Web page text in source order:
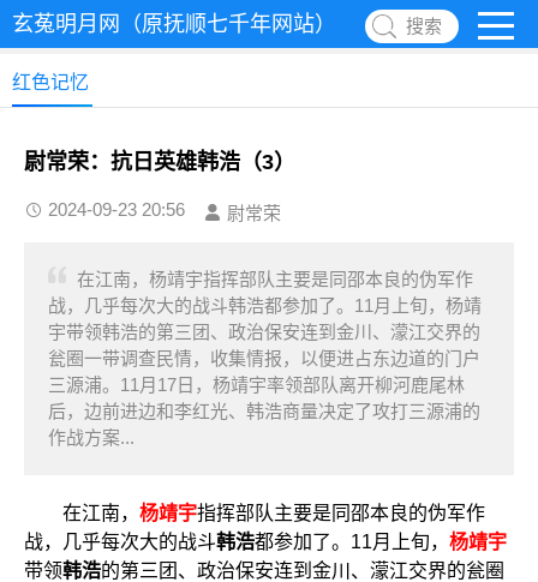
玄菟明月网（原抚顺七千年网站） 搜索
红色记忆
尉常荣：抗日英雄韩浩（3）
2024-09-23 20:56 尉常荣
在江南，杨靖宇指挥部队主要是同邵本良的伪军作
战，几乎每次大的战斗韩浩都参加了。11月上旬，杨靖
宇带领韩浩的第三团、政治保安连到金川、濛江交界的
瓮圈一带调查民情，收集情报，以便进占东边道的门户
三源浦。11月17日，杨靖宇率领部队离开柳河鹿尾林
后，边前进边和李红光、韩浩商量决定了攻打三源浦的
作战方案...
在江南， 杨靖宇指挥部队主要是同邵本良的伪军作
战，几乎每次大的战斗韩浩都参加了。11月上旬， 杨靖宇
带领韩浩的第三团、政治保安连到金川、濛江交界的瓮圈